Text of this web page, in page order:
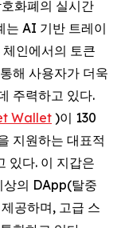
화폐의 실시간
는 AI 기반 트레이
체인에서의 토큰
해 사용자가 더욱
주력하고 있다.
Wallet)이 130
지원하는 대표적
있다. 이 지갑은
상의 DApp(탈중
공하며, 고급 스